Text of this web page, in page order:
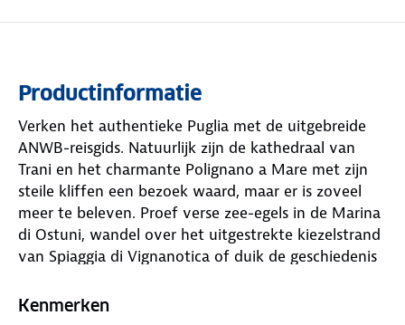
Productinformatie
Verken het authentieke Puglia met de uitgebreide
ANWB-reisgids. Natuurlijk zijn de kathedraal van
Trani en het charmante Polignano a Mare met zijn
steile kliffen een bezoek waard, maar er is zoveel
meer te beleven. Proef verse zee-egels in de Marina
di Ostuni, wandel over het uitgestrekte kiezelstrand
van Spiaggia di Vignanotica of duik de geschiedenis
Kenmerken